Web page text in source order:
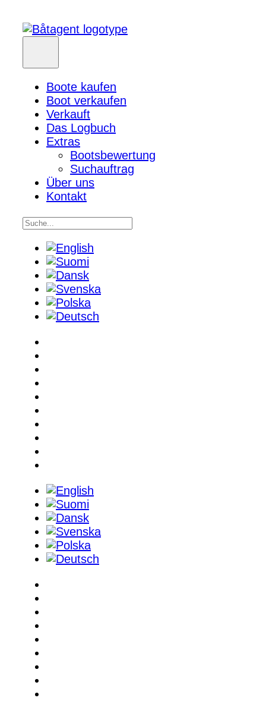
Boote kaufen
Boot verkaufen
Verkauft
Das Logbuch
Extras
Bootsbewertung
Suchauftrag
Über uns
Kontakt